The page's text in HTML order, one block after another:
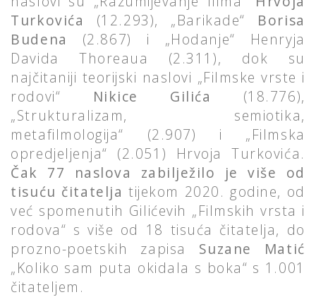
Turkovića
(12.293), „Barikade“ Borisa
Budena
(2.867) i „Hodanje“ Henryja
Davida Thoreaua (2.311), dok su
najčitaniji teorijski naslovi „Filmske vrste i
rodovi“ Nikice Gilića
(18.776),
„Strukturalizam, semiotika,
metafilmologija“ (2.907) i „Filmska
opredjeljenja“ (2.051) Hrvoja Turkovića.
Čak 77 naslova zabilježilo je više od
tisuću čitatelja tijekom 2020. godine, od
već spomenutih Gilićevih „Filmskih vrsta i
rodova“ s više od 18 tisuća čitatelja, do
prozno-poetskih zapisa Suzane Matić
„Koliko sam puta okidala s boka“ s 1.001
čitateljem.